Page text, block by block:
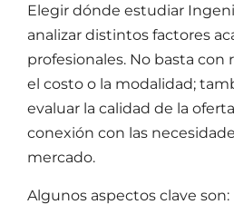
Elegir dónde estudiar
analizar distintos factores
profesionales. No basta con
el costo o la modalidad;
evaluar la calidad de la
conexión con las
mercado.
Algunos aspectos clave son: